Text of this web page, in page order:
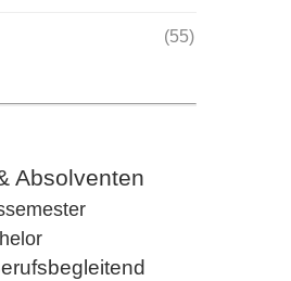
(55)
Absolventen